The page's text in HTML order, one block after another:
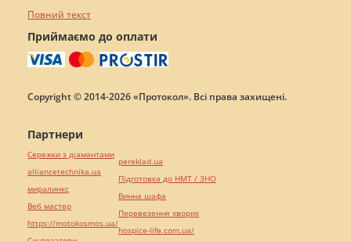
Повний текст
Приймаємо до оплати
Copyright © 2014-2026 «Протокол». Всі права захищені.
Партнери
Сережки з діамантами
alliancetechnika.ua
миралинкс
Веб мастер
https://motokosmos.ua/
pereklad.ua
Підготовка до НМТ / ЗНО
Винна шафа
Перевезення хворих
hospice-life.com.ua/